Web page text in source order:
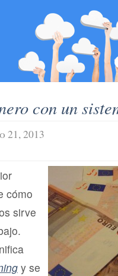
con un
21, 2013
cómo
sirve
y se